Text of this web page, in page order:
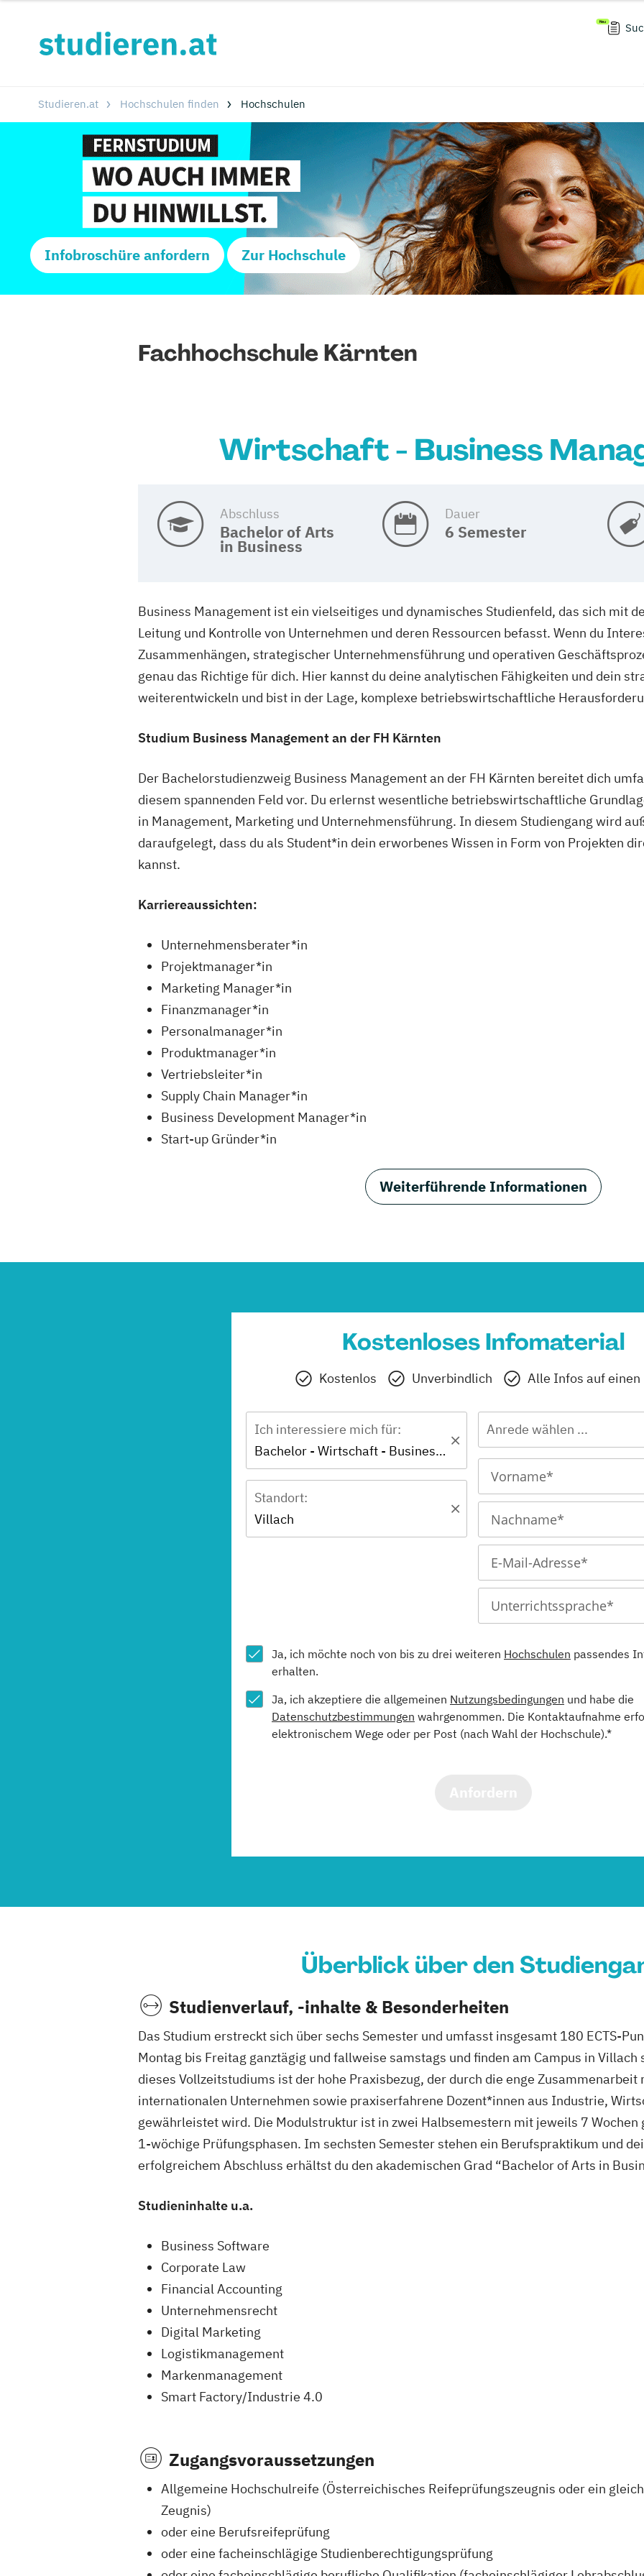
Studieren.at Hochschulen finden Hochschulen
Infobroschüre anfordern Zur Hochschule
Fachhochschule Kärnten
Wirtschaft - Business
Abschluss
Bachelor of Arts
in Business
Dauer
6 Semester
Business Management ist ein vielseitiges und dynamisches Studienfeld, das sich mit
Leitung und Kontrolle von Unternehmen und deren Ressourcen befasst. Wenn du
Zusammenhängen, strategischer Unternehmensführung und operativen
genau das Richtige für dich. Hier kannst du deine analytischen Fähigkeiten und dein
weiterentwickeln und bist in der Lage, komplexe betriebswirtschaftliche
Studium Business Management an der FH Kärnten
Der Bachelorstudienzweig Business Management an der FH Kärnten bereitet dich
diesem spannenden Feld vor. Du erlernst wesentliche betriebswirtschaftliche
in Management, Marketing und Unternehmensführung. In diesem Studiengang wird
daraufgelegt, dass du als Student*in dein erworbenes Wissen in Form von Projekten
kannst.
Karriereaussichten:
Unternehmensberater*in
Projektmanager*in
Marketing Manager*in
Finanzmanager*in
Personalmanager*in
Produktmanager*in
Vertriebsleiter*in
Supply Chain Manager*in
Business Development Manager*in
Start-up Gründer*in
Weiterführende Informationen
Kostenloses Infomaterial
Kostenlos Unverbindlich Alle Infos auf einen
Ich interessiere mich für:
Bachelor - Wirtschaft - Business Management
Standort:
Villach
Anrede wählen ...
Ja, ich möchte noch von bis zu drei weiteren Hochschulen passendes
erhalten.
Ja, ich akzeptiere die allgemeinen Nutzungsbedingungen und habe die
Datenschutzbestimmungen wahrgenommen. Die Kontaktaufnahme
elektronischem Wege oder per Post (nach Wahl der Hochschule).*
Überblick über den
Studienverlauf, -inhalte & Besonderheiten
Das Studium erstreckt sich über sechs Semester und umfasst insgesamt 180 ECTS-
Montag bis Freitag ganztägig und fallweise samstags und finden am Campus in
dieses Vollzeitstudiums ist der hohe Praxisbezug, der durch die enge
internationalen Unternehmen sowie praxiserfahrene Dozent*innen aus Industrie,
gewährleistet wird. Die Modulstruktur ist in zwei Halbsemestern mit jeweils 7 Wochen
1-wöchige Prüfungsphasen. Im sechsten Semester stehen ein Berufspraktikum und
erfolgreichem Abschluss erhältst du den akademischen Grad “Bachelor of Arts in
Studieninhalte u.a.
Business Software
Corporate Law
Financial Accounting
Unternehmensrecht
Digital Marketing
Logistikmanagement
Markenmanagement
Smart Factory/Industrie 4.0
Zugangsvoraussetzungen
Allgemeine Hochschulreife (Österreichisches Reifeprüfungszeugnis oder ein
Zeugnis)
oder eine Berufsreifeprüfung
oder eine facheinschlägige Studienberechtigungsprüfung